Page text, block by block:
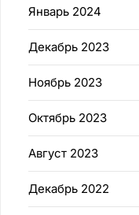
Январь 2024
Декабрь 2023
Ноябрь 2023
Октябрь 2023
Август 2023
Декабрь 2022